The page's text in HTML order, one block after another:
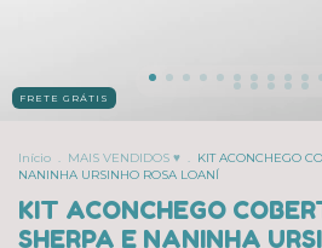
FRETE GRÁTIS
Início . MAIS VENDIDOS ♥ . KIT ACONCHEGO
NANINHA URSINHO ROSA LOANÍ
KIT ACONCHEGO
SHERPA E NANINHA